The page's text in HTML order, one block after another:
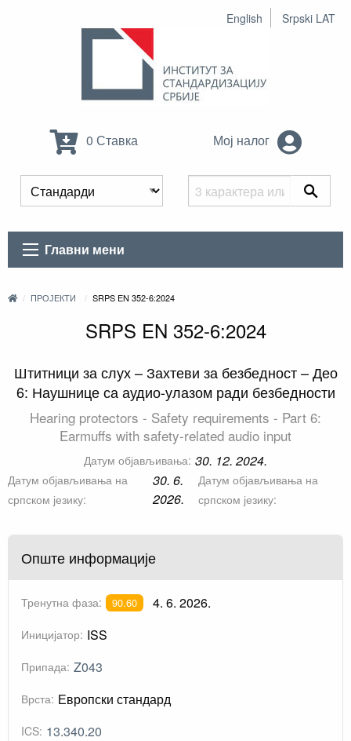
English Srpski LAT
0 Ставка Мој налог
Главни мени
ПРОЈЕКТИ SRPS EN 352-6:2024
SRPS EN 352-6:2024
Штитници за слух – Захтеви за безбедност – Део
6: Наушнице са аудио-улазом ради безбедности
Hearing protectors - Safety requirements - Part 6:
Earmuffs with safety-related audio input
Датум објављивања: 30. 12. 2024.
Датум објављивања на
српском језику:
30. 6.
2026.
Датум објављивања на
српском језику:
Опште информације
Тренутна фаза: 90.60 4. 6. 2026.
Иницијатор: ISS
Припада: Z043
Врста: Европски стандард
ICS: 13.340.20